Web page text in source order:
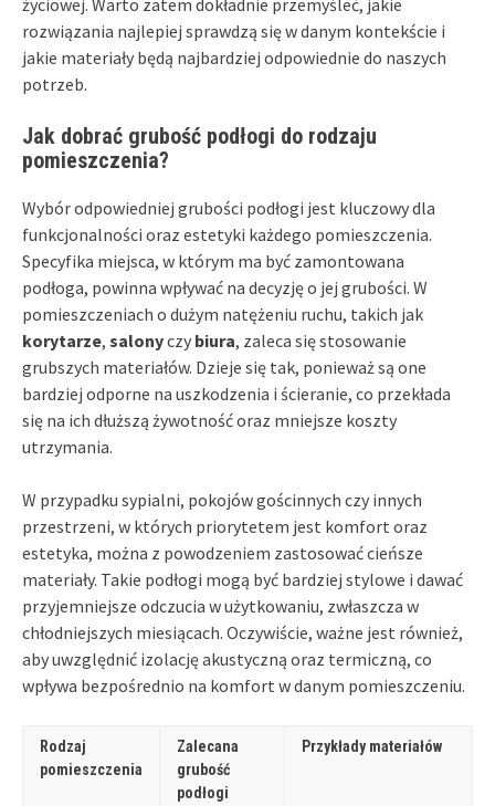
życiowej. Warto zatem dokładnie przemyśleć, jakie
rozwiązania najlepiej sprawdzą się w danym kontekście i
jakie materiały będą najbardziej odpowiednie do naszych
potrzeb.
Jak dobrać grubość podłogi do rodzaju
pomieszczenia?
Wybór odpowiedniej grubości podłogi jest kluczowy dla
funkcjonalności oraz estetyki każdego pomieszczenia.
Specyfika miejsca, w którym ma być zamontowana
podłoga, powinna wpływać na decyzję o jej grubości. W
pomieszczeniach o dużym natężeniu ruchu, takich jak
korytarze, salonyczy biura, zaleca się stosowanie
grubszych materiałów. Dzieje się tak, ponieważ są one
bardziej odporne na uszkodzenia i ścieranie, co przekłada
się na ich dłuższą żywotność oraz mniejsze koszty
utrzymania.
W przypadku sypialni, pokojów gościnnych czy innych
przestrzeni, w których priorytetem jest komfort oraz
estetyka, można z powodzeniem zastosować cieńsze
materiały. Takie podłogi mogą być bardziej stylowe i dawać
przyjemniejsze odczucia w użytkowaniu, zwłaszcza w
chłodniejszych miesiącach. Oczywiście, ważne jest również,
aby uwzględnić izolację akustyczną oraz termiczną, co
wpływa bezpośrednio na komfort w danym pomieszczeniu.
Rodzaj
pomieszczenia
Zalecana
grubość
podłogi
Przykłady materiałów